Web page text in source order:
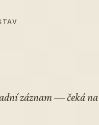
záznam — čeká na